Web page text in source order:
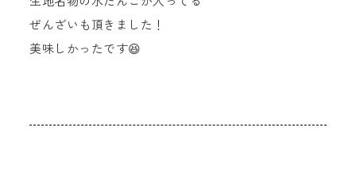
ぜんざいも頂きました！
美味しかったです😆